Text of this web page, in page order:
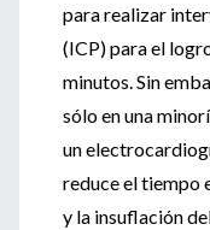
para realizar
(ICP) para el
minutos. Sin
sólo en una
un
reduce el tiempo
y la insuflación